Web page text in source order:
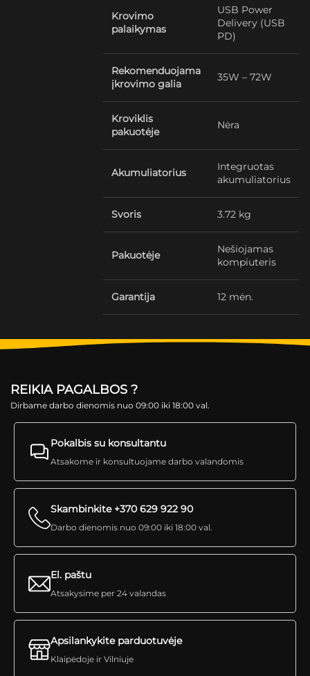
Krovimo
palaikymas
USB Power
Delivery (USB
PD)
Rekomenduojama
įkrovimo galia
35W – 72W
Kroviklis
pakuotėje
Nėra
Akumuliatorius
Integruotas
akumuliatorius
Svoris 3.72 kg
Pakuotėje
Nešiojamas
kompiuteris
Garantija 12 mėn.
REIKIA PAGALBOS ?
Dirbame darbo dienomis nuo 09:00 iki 18:00 val.
Pokalbis su konsultantu
Atsakome ir konsultuojame darbo valandomis
Skambinkite +370 629 922 90
Darbo dienomis nuo 09:00 iki 18:00 val.
El. paštu
Atsakysime per 24 valandas
Apsilankykite parduotuvėje
Klaipėdoje ir Vilniuje